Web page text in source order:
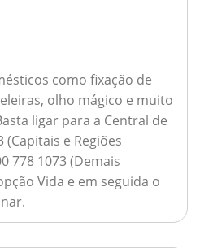
como fixação de
olho mágico e muito
ligar para a Central de
e Regiões
778 1073 (Demais
Vida e em seguida o